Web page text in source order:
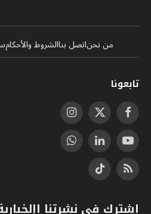
من نحناتصل بناالشروط والأحكام
تابعونا
فيسبوكX
(Twitter)
الانستغرام
يوتيوب لينكدإنواتساب
RSS
تيكتوك
اشترك في نشرتنا